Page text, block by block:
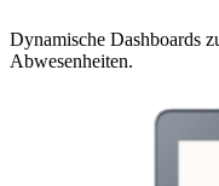
Dynamische Dashboards
Abwesenheiten.